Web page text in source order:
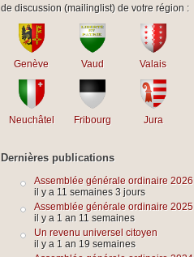
de discussion (mailinglist) de votre région :
Genève Vaud Valais
Neuchâtel Fribourg Jura
Dernières publications
Assemblée générale ordinaire 2026
il y a 11 semaines 3 jours
Assemblée générale ordinaire 2025
il y a 1 an 11 semaines
Un revenu universel citoyen
il y a 1 an 19 semaines